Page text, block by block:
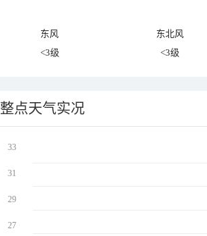
东风 东北风
<3级
<3级
整点天气实况
33
31
29
27